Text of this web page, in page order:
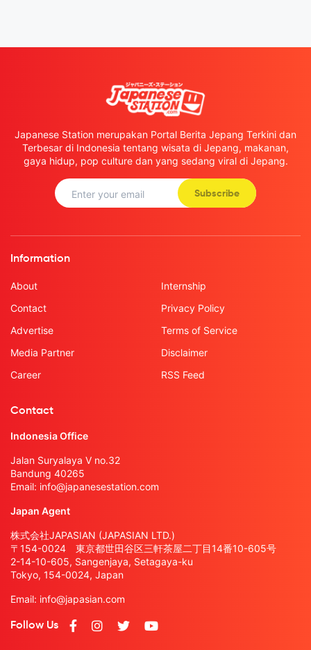
Japanese Station merupakan Portal Berita Jepang Terkini dan
Terbesar di Indonesia tentang wisata di Jepang, makanan,
gaya hidup, pop culture dan yang sedang viral di Jepang.
Subscribe
Information
About
Contact
Advertise
Media Partner
Career
Internship
Privacy Policy
Terms of Service
Disclaimer
RSS Feed
Contact
Indonesia Office
Jalan Suryalaya V no.32
Bandung 40265
Email: info@japanesestation.com
Japan Agent
株式会社JAPASIAN (JAPASIAN LTD.)
〒154-0024 東京都世田谷区三軒茶屋二丁目14番10-605号
2-14-10-605, Sangenjaya, Setagaya-ku
Tokyo, 154-0024, Japan
Email: info@japasian.com
Follow Us